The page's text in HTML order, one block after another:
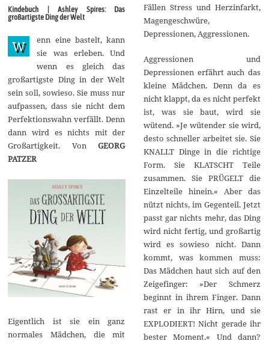
l
2
0
1
Kindebuch | Ashley Spires: Das
großartigste Ding der Welt
W
enn eine bastelt, kann
sie was erleben. Und
wenn es gleich das
großartigste Ding in der Welt
sein soll, sowieso. Sie muss nur
aufpassen, dass sie nicht dem
Perfektionswahn verfällt. Denn
dann wird es nichts mit der
Großartigkeit. VonGEORG
PATZER
Eigentlich ist sie ein ganz
normales Mädchen, die mit
Fällen Stress und Herzinfarkt,
Magengeschwüre,
Depressionen, Aggressionen.
Aggressionen und
Depressionen erfährt auch das
kleine Mädchen. Denn da es
nicht klappt, da es nicht perfekt
ist, was sie baut, wird sie
wütend. »Je wütender sie wird,
desto schneller arbeitet sie. Sie
KNALLT Dinge in die richtige
Form. Sie KLATSCHT Teile
zusammen. Sie PRÜGELT die
Einzelteile hinein.« Aber das
nützt nichts, im Gegenteil. Jetzt
passt gar nichts mehr, das Ding
wird nicht fertig, und großartig
wird es sowieso nicht. Dann
kommt, was kommen muss:
Das Mädchen haut sich auf den
Zeigefinger: »Der Schmerz
beginnt in ihrem Finger. Dann
rast er in ihr Hirn, und sie
EXPLODIERT! Nicht gerade ihr
bester Moment.« Und dann?